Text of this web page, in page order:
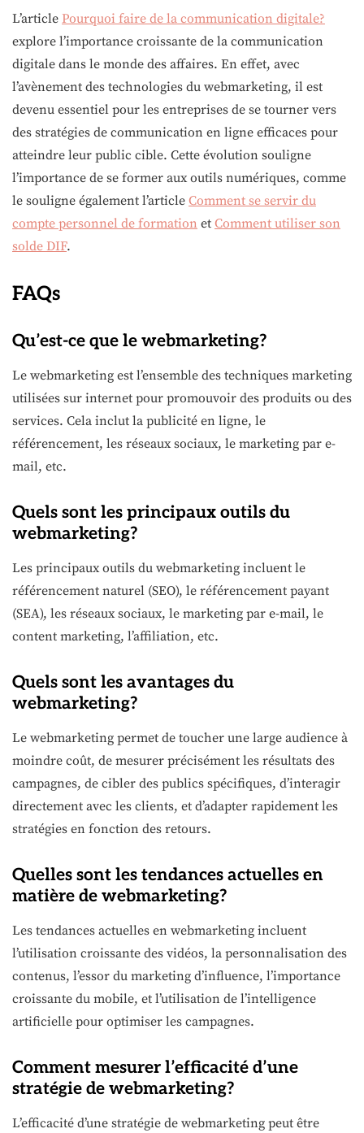
L’article Pourquoi faire de la communication digitale?
explore l’importance croissante de la communication
digitale dans le monde des affaires. En effet, avec
l’avènement des technologies du webmarketing, il est
devenu essentiel pour les entreprises de se tourner vers
des stratégies de communication en ligne efficaces pour
atteindre leur public cible. Cette évolution souligne
l’importance de se former aux outils numériques, comme
le souligne également l’article Comment se servir du
compte personnel de formation et Comment utiliser son
solde DIF.
FAQs
Qu’est-ce que le webmarketing?
Le webmarketing est l’ensemble des techniques marketing
utilisées sur internet pour promouvoir des produits ou des
services. Cela inclut la publicité en ligne, le
référencement, les réseaux sociaux, le marketing par e-
mail, etc.
Quels sont les principaux outils du
webmarketing?
Les principaux outils du webmarketing incluent le
référencement naturel (SEO), le référencement payant
(SEA), les réseaux sociaux, le marketing par e-mail, le
content marketing, l’affiliation, etc.
Quels sont les avantages du
webmarketing?
Le webmarketing permet de toucher une large audience à
moindre coût, de mesurer précisément les résultats des
campagnes, de cibler des publics spécifiques, d’interagir
directement avec les clients, et d’adapter rapidement les
stratégies en fonction des retours.
Quelles sont les tendances actuelles en
matière de webmarketing?
Les tendances actuelles en webmarketing incluent
l’utilisation croissante des vidéos, la personnalisation des
contenus, l’essor du marketing d’influence, l’importance
croissante du mobile, et l’utilisation de l’intelligence
artificielle pour optimiser les campagnes.
Comment mesurer l’efficacité d’une
stratégie de webmarketing?
L’efficacité d’une stratégie de webmarketing peut être